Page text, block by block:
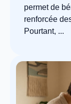
permet de
renforcée
Pourtant, ...